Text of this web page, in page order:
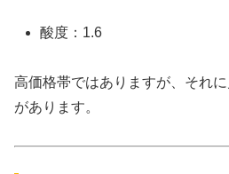
酸度：1.6
高価格帯ではありますが、それ
があります。